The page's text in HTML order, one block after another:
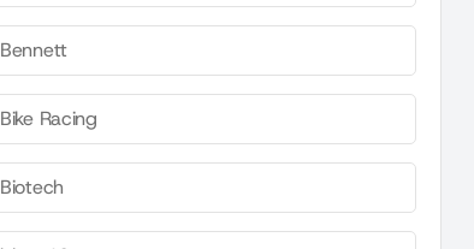
Bennett
Bike Racing
Biotech